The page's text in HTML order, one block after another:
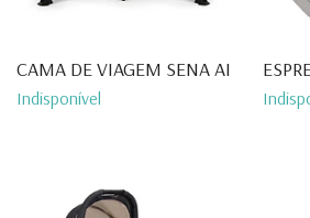
CAMA DE VIAGEM SENA AIRE - ...
Indisponível